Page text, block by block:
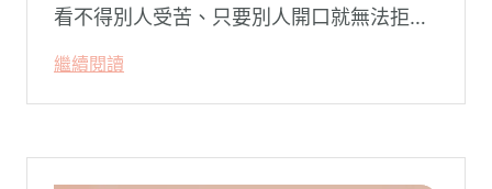
看不得別人受苦、只要別人開口就無法拒
常在夜深人靜時讓你感到莫名的心累與空
虛。
繼續閱讀